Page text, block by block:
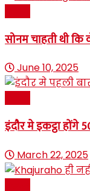
सोनम चाहती थी
June 10, 2025
इंदौर मे इकट्ठा होंगे
March 22, 2025